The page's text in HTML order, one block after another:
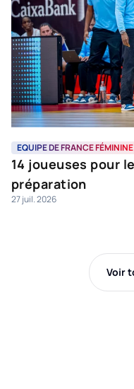
EQUIPE DE FRANCE FÉMININE
14 joueuses pour
préparation
27 juil. 2026
Voir